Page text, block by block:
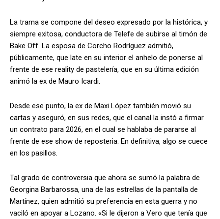
La trama se compone del deseo expresado por la histórica, y
siempre exitosa, conductora de Telefe de subirse al timón de
Bake Off. La esposa de Corcho Rodríguez admitió,
públicamente, que late en su interior el anhelo de ponerse al
frente de ese reality de pastelería, que en su última edición
animó la ex de Mauro Icardi.
Desde ese punto, la ex de Maxi López también movió su
cartas y aseguró, en sus redes, que el canal la instó a firmar
un contrato para 2026, en el cual se hablaba de pararse al
frente de ese show de reposteria. En definitiva, algo se cuece
en los pasillos.
Tal grado de controversia que ahora se sumó la palabra de
Georgina Barbarossa, una de las estrellas de la pantalla de
Martínez, quien admitió su preferencia en esta guerra y no
vaciló en apoyar a Lozano. «Si le dijeron a Vero que tenía que